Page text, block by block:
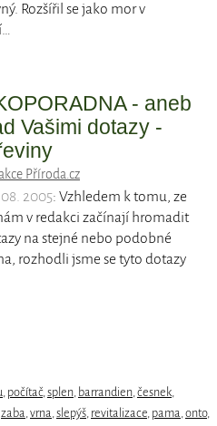
Rozšířil se jako mor v
- aneb
Vašimi dotazy -
Příroda.cz
2005: Vzhledem k tomu, ze
v redakci začínají hromadit
na stejné nebo podobné
rozhodli jsme se tyto dotazy
, počítač,splen, barrandien,česnek,
zaba,vrna,slepýš, revitalizace, pama,onto,